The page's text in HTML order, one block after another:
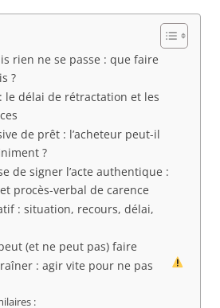
rien ne se passe : que faire
?
le délai de rétractation et les
de prêt : l’acheteur peut-il
?
de signer l’acte authentique :
procès-verbal de carence
: situation, recours, délai,
(et ne peut pas) faire
: agir vite pour ne pas
: